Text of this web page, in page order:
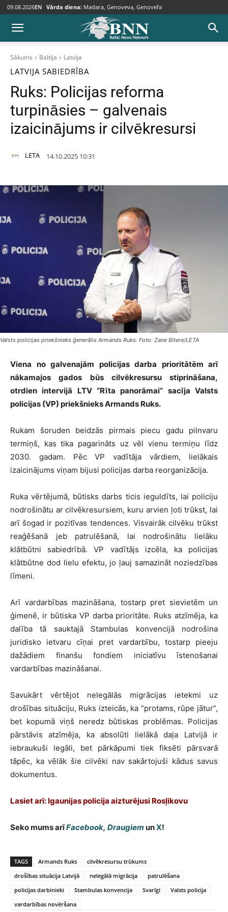
09.08.2026EN Vārda diena: Madara, Genoveva, Genovefa
Sākums Baltija Latvija
LATVIJA SABIEDRĪBA
Ruks: Policijas reforma
turpināsies – galvenais
izaicinājums ir cilvēkresursi
LETA 14.10.2025 10:31
Valsts policijas priekšnieks ģenerālis Armands Ruks. Foto: Zane Bitere/LETA
Viena no galvenajām policijas darba prioritātēm arī
nākamajos gados būs cilvēkresursu stiprināšana,
otrdien intervijā LTV “Rīta panorāmai” sacīja Valsts
policijas (VP) priekšnieks Armands Ruks.
Rukam šoruden beidzās pirmais piecu gadu pilnvaru
termiņš, kas tika pagarināts uz vēl vienu termiņu līdz
2030. gadam. Pēc VP vadītāja vārdiem, lielākais
izaicinājums viņam bijusi policijas darba reorganizācija.
Ruka vērtējumā, būtisks darbs ticis ieguldīts, lai policiju
nodrošinātu ar cilvēkresursiem, kuru arvien ļoti trūkst, lai
arī šogad ir pozitīvas tendences. Visvairāk cilvēku trūkst
reaģēšanā jeb patrulēšanā, lai nodrošinātu lielāku
klātbūtni sabiedrībā. VP vadītājs izcēla, ka policijas
klātbūtne dod lielu efektu, jo ļauj samazināt noziedzības
līmeni.
Arī vardarbības mazināšana, tostarp pret sievietēm un
ģimenē, ir būtiska VP darba prioritāte. Ruks atzīmēja, ka
dalība tā sauktajā Stambulas konvencijā nodrošina
juridisko ietvaru cīņai pret vardarbību, tostarp pieeju
dažādiem finanšu fondiem iniciatīvu īstenošanai
vardarbības mazināšanai.
Savukārt vērtējot nelegālās migrācijas ietekmi uz
drošības situāciju, Ruks izteicās, ka “protams, rūpe jātur”,
bet kopumā viņš neredz būtiskas problēmas. Policijas
pārstāvis atzīmēja, ka absolūti lielākā daļa Latvijā ir
iebraukuši legāli, bet pārkāpumi tiek fiksēti pārsvarā
tāpēc, ka vēlāk šie cilvēki nav sakārtojuši kādus savus
dokumentus.
Lasiet arī: Igaunijas policija aizturējusi Rosļikovu
Seko mums arīFacebook, Draugiem unX!
TAGS Armands Ruks
cilvēkresursu trūkums
drošības situācija Latvijā
nelegālā migrācija
patrulēšana
policijas darbinieki
Stambulas konvencija Svarīgi
Valsts policija
vardarbības novēršana